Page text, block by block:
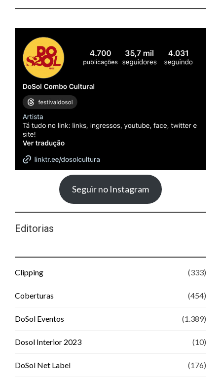
Seguir no Instagram
Editorias
Clipping (333)
Coberturas (454)
DoSol Eventos (1.389)
Dosol Interior 2023 (10)
DoSol Net Label (176)